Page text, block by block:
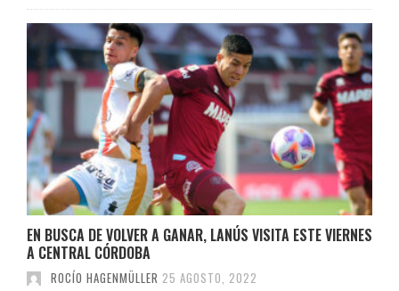
EN BUSCA DE VOLVER A GANAR, LANÚS VISITA ESTE VIERNES
A CENTRAL CÓRDOBA
ROCÍO HAGENMÜLLER 25 AGOSTO, 2022